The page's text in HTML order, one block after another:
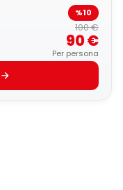
%10
100 €
90 €
Per persona